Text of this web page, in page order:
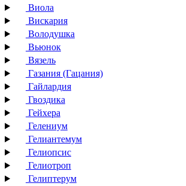
Виола
Вискария
Володушка
Вьюнок
Вязель
Газания (Гацания)
Гайлардия
Гвоздика
Гейхера
Гелениум
Гелиантемум
Гелиопсис
Гелиотроп
Гелиптерум